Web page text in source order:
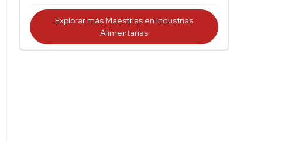
Explorar más Maestrías en Industrias
Alimentarias